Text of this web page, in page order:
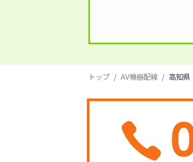
トップ AV機器配線 高知県